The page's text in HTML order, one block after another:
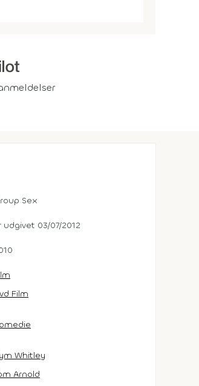
Sex
udgivet 03/07/2012
Film
Whitley
Arnold